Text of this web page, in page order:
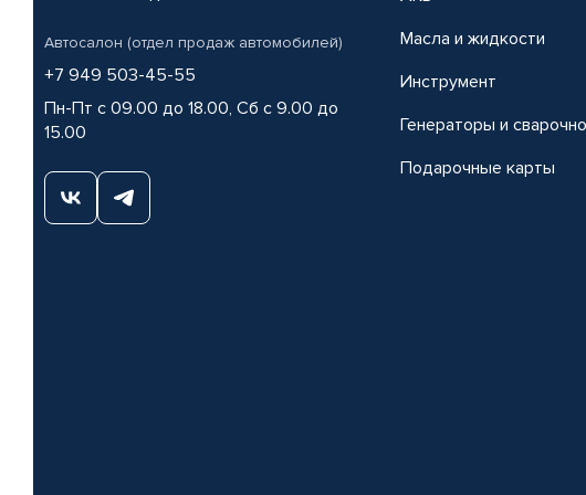
Автосалон (отдел продаж автомобилей)
+7 949 503-45-55
Пн-Пт с 09.00 до 18.00, Сб с 9.00 до
15.00
Масла и жидкости
Инструмент
Генераторы и
Подарочные карты